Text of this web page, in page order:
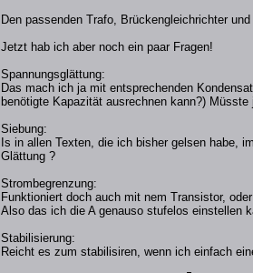
Den passenden Trafo, Brückengleichrichter
Jetzt hab ich aber noch ein paar Fragen!
Spannungsglättung:
Das mach ich ja mit entsprechenden
benötigte Kapazität ausrechnen kann?)
Siebung:
Is in allen Texten, die ich bisher gelsen habe,
Glättung ?
Strombegrenzung:
Funktioniert doch auch mit nem Transistor,
Also das ich die A genauso stufelos einstellen
Stabilisierung:
Reicht es zum stabilisiren, wenn ich einfach